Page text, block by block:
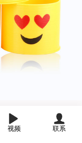
视频 联系